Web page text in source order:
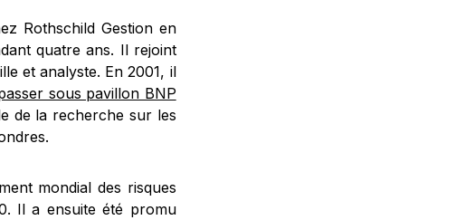
Rothschild Gestion en
quatre ans. Il rejoint
et analyste. En 2001, il
sous pavillon BNP
de la recherche sur les
mondial des risques
Il a ensuite été promu